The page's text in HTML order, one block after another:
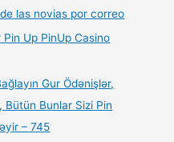
las novias por correo
Up PinUp Casino
Gur Ödənişlər,
Bütün Bunlar Sizi Pin
– 745